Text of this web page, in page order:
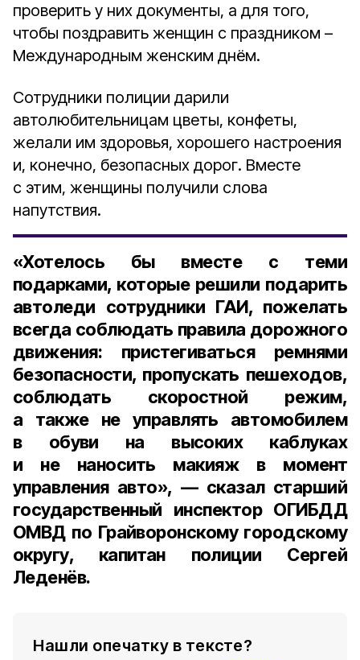
проверить у них документы, а для того,
чтобы поздравить женщин с праздником –
Международным женским днём.
Сотрудники полиции дарили
автолюбительницам цветы, конфеты,
желали им здоровья, хорошего настроения
и, конечно, безопасных дорог. Вместе
с этим, женщины получили слова
напутствия.
«Хотелось бы вместе с теми
подарками, которые решили подарить
автоледи сотрудники ГАИ, пожелать
всегда соблюдать правила дорожного
движения: пристегиваться ремнями
безопасности, пропускать пешеходов,
соблюдать скоростной режим,
а также не управлять автомобилем
в обуви на высоких каблуках
и не наносить макияж в момент
управления авто», — сказал старший
государственный инспектор ОГИБДД
ОМВД по Грайворонскому городскому
округу, капитан полиции Сергей
Леденёв.
Нашли опечатку в тексте?